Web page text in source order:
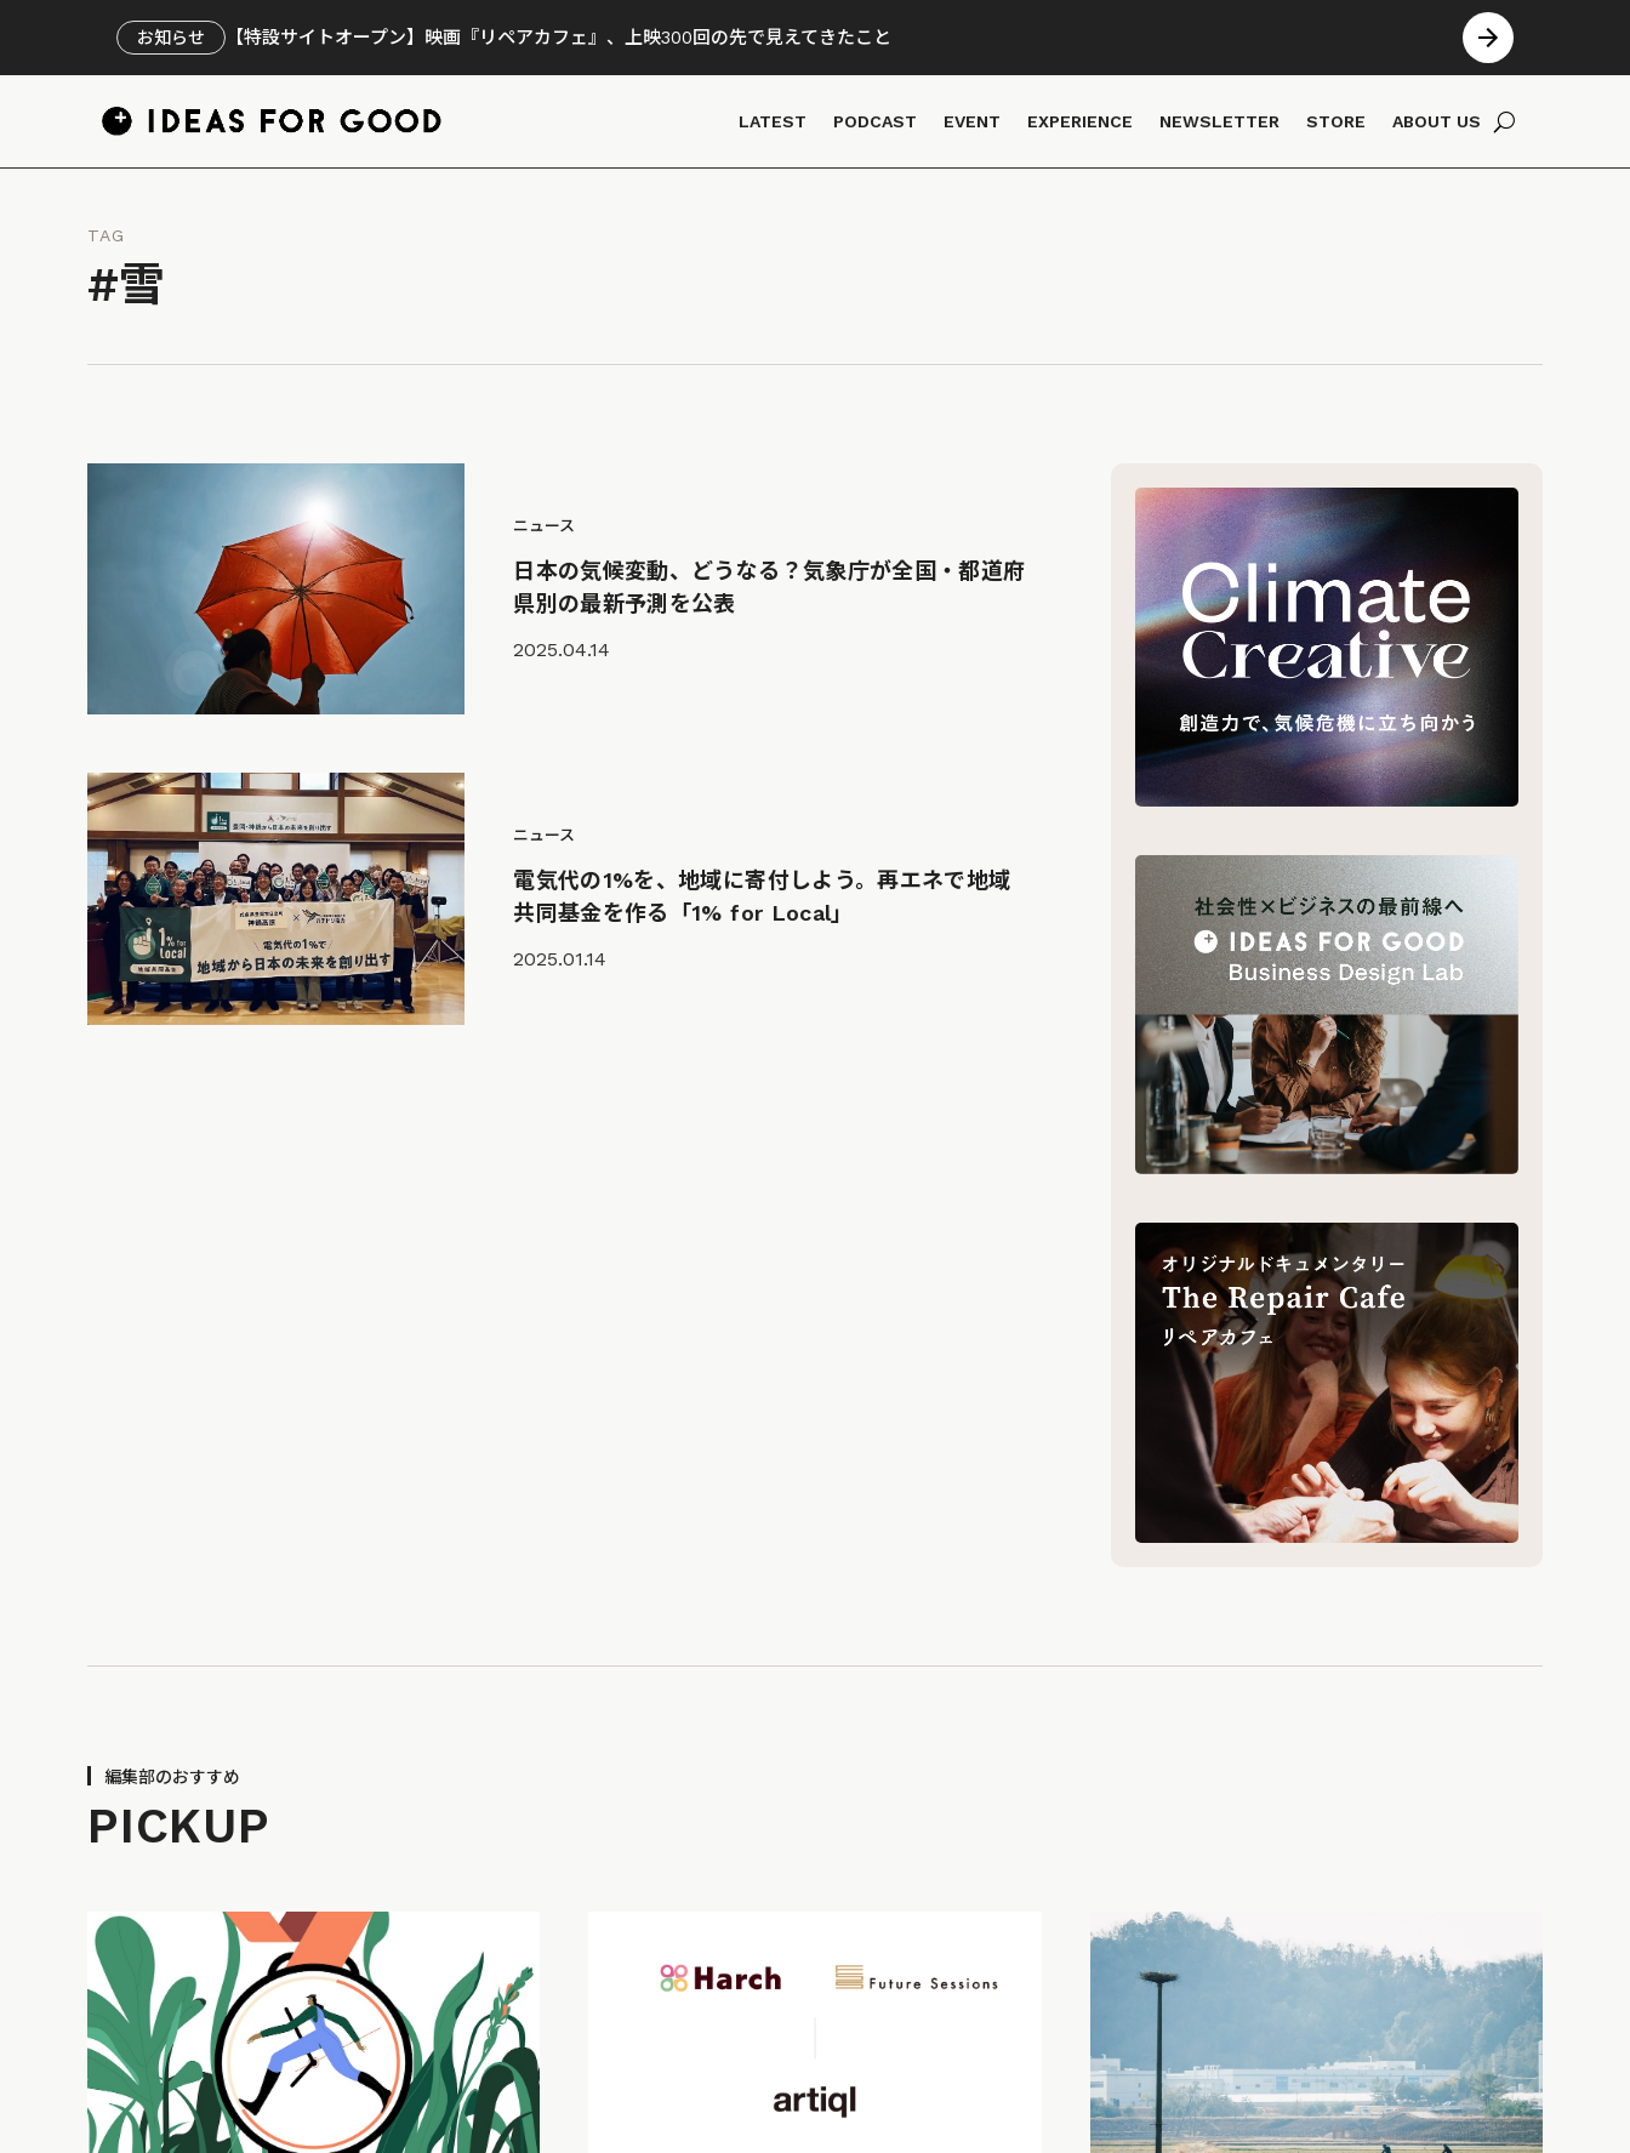
お知らせ 【特設サイトオープン】映画『リペアカフェ』、上映300回の先で見えてきたこと
LATEST PODCAST EVENT EXPERIENCE NEWSLETTER STORE ABOUT US
TAG
#雪
ニュース
日本の気候変動、どうなる？気象庁が全国・都道府
県別の最新予測を公表
2025.04.14
ニュース
電気代の1%を、地域に寄付しよう。再エネで地域
共同基金を作る「1% for Local」
2025.01.14
編集部のおすすめ
PICKUP